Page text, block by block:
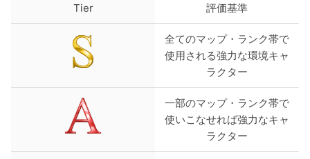
Tier 評価基準
全てのマップ・ランク帯で
使用される強力な環境キャ
ラクター
一部のマップ・ランク帯で
使いこなせれば強力なキャ
ラクター